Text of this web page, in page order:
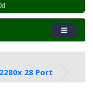
28 Port